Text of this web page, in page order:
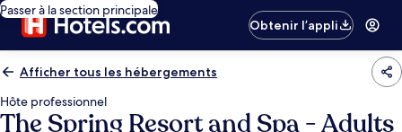
Passer à la section principale
Obtenir l’appli
Afficher tous les hébergements
Hôte professionnel
The Spring Resort and Spa - Adults